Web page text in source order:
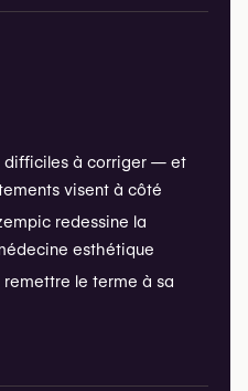
difficiles à corriger — et
visent à côté
redessine la
esthétique
le terme à sa